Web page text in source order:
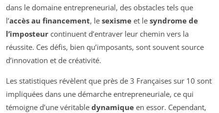
dans le domaine entrepreneurial, des obstacles tels que
l’accès au financement, le sexisme et le syndrome de
l’imposteur continuent d’entraver leur chemin vers la
réussite. Ces défis, bien qu’imposants, sont souvent source
d’innovation et de créativité.
Les statistiques révèlent que près de 3 Françaises sur 10 sont
impliquées dans une démarche entrepreneuriale, ce qui
témoigne d’une véritable dynamique en essor. Cependant,